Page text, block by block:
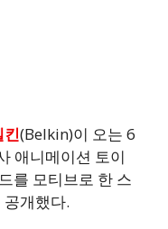
킨(Belkin)이 오는 6
애니메이션 토이
를 모티브로 한 스
개했다.